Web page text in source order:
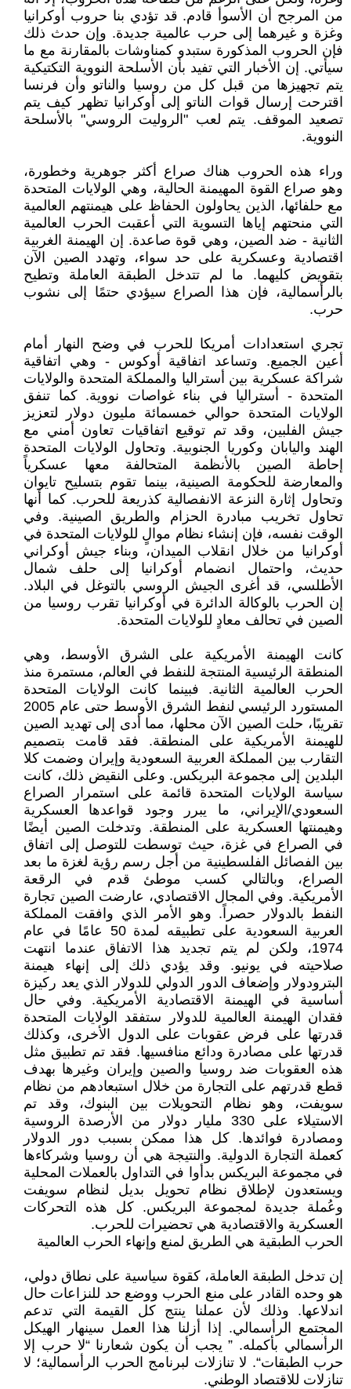
من المرجح أن الأسوأ قادم. قد تؤدي بنا حروب أوكرانيا
وغزة و غيرهما إلى حرب عالمية جديدة. وإن حدث ذلك
فإن الحروب المذكورة ستبدو كمناوشات بالمقارنة مع ما
سيأتي. إن الأخبار التي تفيد بأن الأسلحة النووية التكتيكية
يتم تجهيزها من قبل كل من روسيا والناتو وأن فرنسا
اقترحت إرسال قوات الناتو إلى أوكرانيا تظهر كيف يتم
تصعيد الموقف. يتم لعب "الروليت الروسي" بالأسلحة
النووية.
وراء هذه الحروب هناك صراع أكثر جوهرية وخطورة،
وهو صراع القوة المهيمنة الحالية، وهي الولايات المتحدة
مع حلفائها، الذين يحاولون الحفاظ على هيمنتهم العالمية
التي منحتهم إياها التسوية التي أعقبت الحرب العالمية
الثانية - ضد الصين، وهي قوة صاعدة. إن الهيمنة الغربية
اقتصادية وعسكرية على حد سواء، وتهدد الصين الآن
بتقويض كليهما. ما لم تتدخل الطبقة العاملة وتطيح
بالرأسمالية، فإن هذا الصراع سيؤدي حتمًا إلى نشوب
حرب.
تجري استعدادات أمريكا للحرب في وضح النهار أمام
أعين الجميع. وتساعد اتفاقية أوكوس - وهي اتفاقية
شراكة عسكرية بين أستراليا والمملكة المتحدة والولايات
المتحدة - أستراليا في بناء غواصات نووية. كما تنفق
الولايات المتحدة حوالي خمسمائة مليون دولار لتعزيز
جيش الفلبين، وقد تم توقيع اتفاقيات تعاون أمني مع
الهند واليابان وكوريا الجنوبية. وتحاول الولايات المتحدة
إحاطة الصين بالأنظمة المتحالفة معها عسكرياً
والمعارضة للحكومة الصينية، بينما تقوم بتسليح تايوان
وتحاول إثارة النزعة الانفصالية كذريعة للحرب. كما أنها
تحاول تخريب مبادرة الحزام والطريق الصينية. وفي
الوقت نفسه، فإن إنشاء نظام موالٍ للولايات المتحدة في
أوكرانيا من خلال انقلاب الميدان، وبناء جيش أوكراني
حديث، واحتمال انضمام أوكرانيا إلى حلف شمال
الأطلسي، قد أغرى الجيش الروسي بالتوغل في البلاد.
إن الحرب بالوكالة الدائرة في أوكرانيا تقرب روسيا من
الصين في تحالف معادٍ للولايات المتحدة.
كانت الهيمنة الأمريكية على الشرق الأوسط، وهي
المنطقة الرئيسية المنتجة للنفط في العالم، مستمرة منذ
الحرب العالمية الثانية. فبينما كانت الولايات المتحدة
المستورد الرئيسي لنفط الشرق الأوسط حتى عام 2005
تقريبًا، حلت الصين الآن محلها، مما أدى إلى تهديد الصين
للهيمنة الأمريكية على المنطقة. فقد قامت بتصميم
التقارب بين المملكة العربية السعودية وإيران وضمت كلا
البلدين إلى مجموعة البريكس. وعلى النقيض ذلك، كانت
سياسة الولايات المتحدة قائمة على استمرار الصراع
السعودي/الإيراني، ما يبرر وجود قواعدها العسكرية
وهيمنتها العسكرية على المنطقة. وتدخلت الصين أيضًا
في الصراع في غزة، حيث توسطت للتوصل إلى اتفاق
بين الفصائل الفلسطينية من أجل رسم رؤية لغزة ما بعد
الصراع، وبالتالي كسب موطئ قدم في الرقعة
الأمريكية. وفي المجال الاقتصادي، عارضت الصين تجارة
النفط بالدولار حصراً. وهو الأمر الذي وافقت المملكة
العربية السعودية على تطبيقه لمدة 50 عامًا في عام
1974، ولكن لم يتم تجديد هذا الاتفاق عندما انتهت
صلاحيته في يونيو. وقد يؤدي ذلك إلى إنهاء هيمنة
البترودولار وإضعاف الدور الدولي للدولار الذي يعد ركيزة
أساسية في الهيمنة الاقتصادية الأمريكية. وفي حال
فقدان الهيمنة العالمية للدولار ستفقد الولايات المتحدة
قدرتها على فرض عقوبات على الدول الأخرى، وكذلك
قدرتها على مصادرة ودائع منافسيها. فقد تم تطبيق مثل
هذه العقوبات ضد روسيا والصين وإيران وغيرها بهدف
قطع قدرتهم على التجارة من خلال استبعادهم من نظام
سويفت، وهو نظام التحويلات بين البنوك، وقد تم
الاستيلاء على 330 مليار دولار من الأرصدة الروسية
ومصادرة فوائدها. كل هذا ممكن بسبب دور الدولار
كعملة التجارة الدولية. والنتيجة هي أن روسيا وشركاءها
في مجموعة البريكس بدأوا في التداول بالعملات المحلية
ويستعدون لإطلاق نظام تحويل بديل لنظام سويفت
وعُملة جديدة لمجموعة البريكس. كل هذه التحركات
العسكرية والاقتصادية هي تحضيرات للحرب.
الحرب الطبقية هي الطريق لمنع وإنهاء الحرب العالمية
إن تدخل الطبقة العاملة، كقوة سياسية على نطاق دولي،
هو وحده القادر على منع الحرب ووضع حد للنزاعات حال
اندلاعها. وذلك لأن عملنا ينتج كل القيمة التي تدعم
المجتمع الرأسمالي. إذا أزلنا هذا العمل سينهار الهيكل
الرأسمالي بأكمله. ” يجب أن يكون شعارنا “لا حرب إلا
حرب الطبقات“. لا تنازلات لبرنامج الحرب الرأسمالية؛ لا
تنازلات للاقتصاد الوطني.